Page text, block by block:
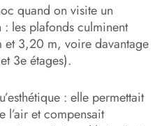
quand on visite un
: les plafonds culminent
et 3,20 m, voire davantage
3e étages).
: elle permettait
l’air et compensait